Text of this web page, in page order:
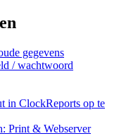
gegevens
/ wachtwoord
in ClockReports op te
Print & Webserver